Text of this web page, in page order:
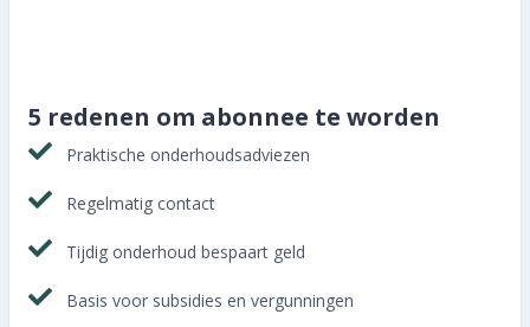
5 redenen om abonnee te worden
Praktische onderhoudsadviezen
Regelmatig contact
Tijdig onderhoud bespaart geld
Basis voor subsidies en vergunningen